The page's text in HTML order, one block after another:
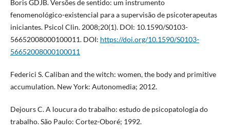
Boris GDJB. Versões de sentido: um instrumento
fenomenológico-existencial para a supervisão de psicoterapeutas
iniciantes. Psicol Clin. 2008;20(1). DOI: 10.1590/S0103-
56652008000100011. DOI: https://doi.org/10.1590/S0103-
56652008000100011
Federici S. Caliban and the witch: women, the body and primitive
accumulation. New York: Autonomedia; 2012.
Dejours C. A loucura do trabalho: estudo de psicopatologia do
trabalho. São Paulo: Cortez-Oboré; 1992.